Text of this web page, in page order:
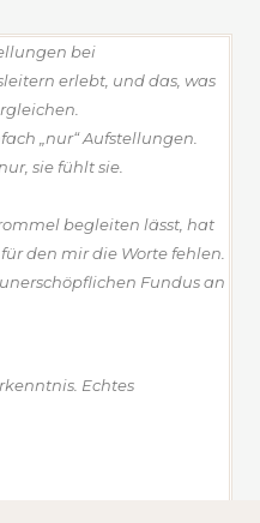
bei
erlebt, und das, was
„nur“ Aufstellungen.
sie fühlt sie.
begleiten lässt, hat
den mir die Worte fehlen.
Fundus an
Echtes